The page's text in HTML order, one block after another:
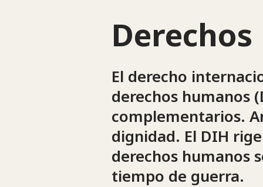
El derecho
derechos humanos
complementarios.
dignidad. El DIH
derechos humanos
tiempo de guerra.